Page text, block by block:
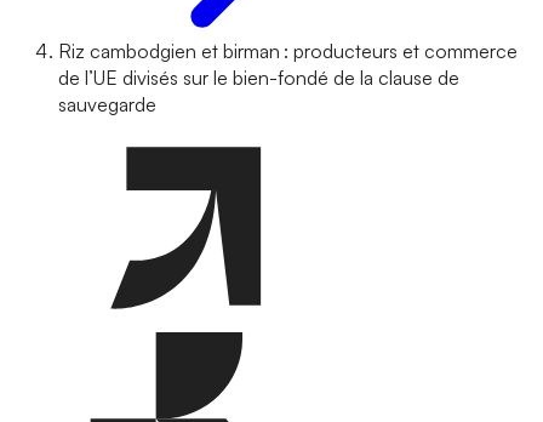
Riz cambodgien et birman : producteurs et commerce
de l’UE divisés sur le bien-fondé de la clause de
sauvegarde